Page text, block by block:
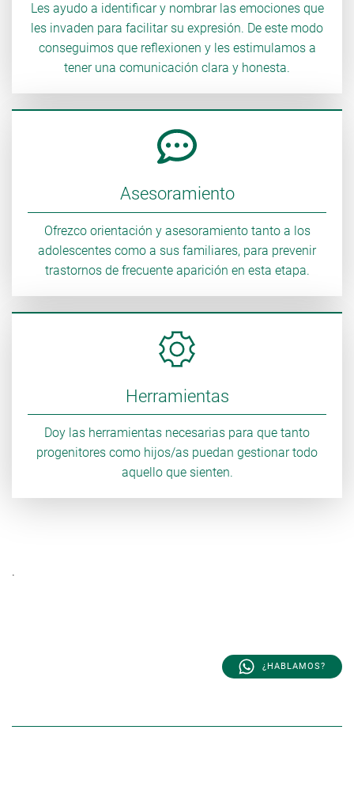
Les ayudo a identificar y nombrar las emociones que
les invaden para facilitar su expresión. De este modo
conseguimos que reflexionen y les estimulamos a
tener una comunicación clara y honesta.
Asesoramiento
Ofrezco orientación y asesoramiento tanto a los
adolescentes como a sus familiares, para prevenir
trastornos de frecuente aparición en esta etapa.
Herramientas
Doy las herramientas necesarias para que tanto
progenitores como hijos/as puedan gestionar todo
aquello que sienten.
.
¿HABLAMOS?